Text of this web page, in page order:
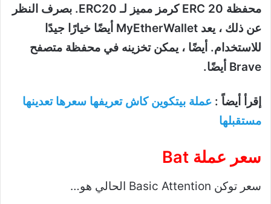
محفظة ERC 20 كرمز مميز لـ ERC20. بصرف النظر
عن ذلك ، يعد MyEtherWallet أيضًا خيارًا جيدًا
للاستخدام. أيضًا ، يمكن تخزينه في محفظة متصفح
Brave أيضًا.
إقرأ أيضاً : عملة بيتكوين كاش تعريفها سعرها تعدينها
مستقبلها
سعر عملة Bat
سعر توكن Basic Attention الحالي هو…